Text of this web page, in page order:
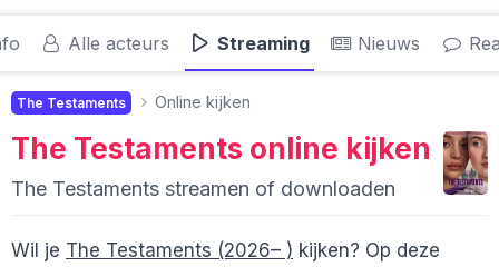
Alle acteurs Streaming Nieuws
The Testaments Online kijken
The Testaments online kijken
The Testaments streamen of downloaden
Wil je The Testaments (2026– ) kijken? Op deze